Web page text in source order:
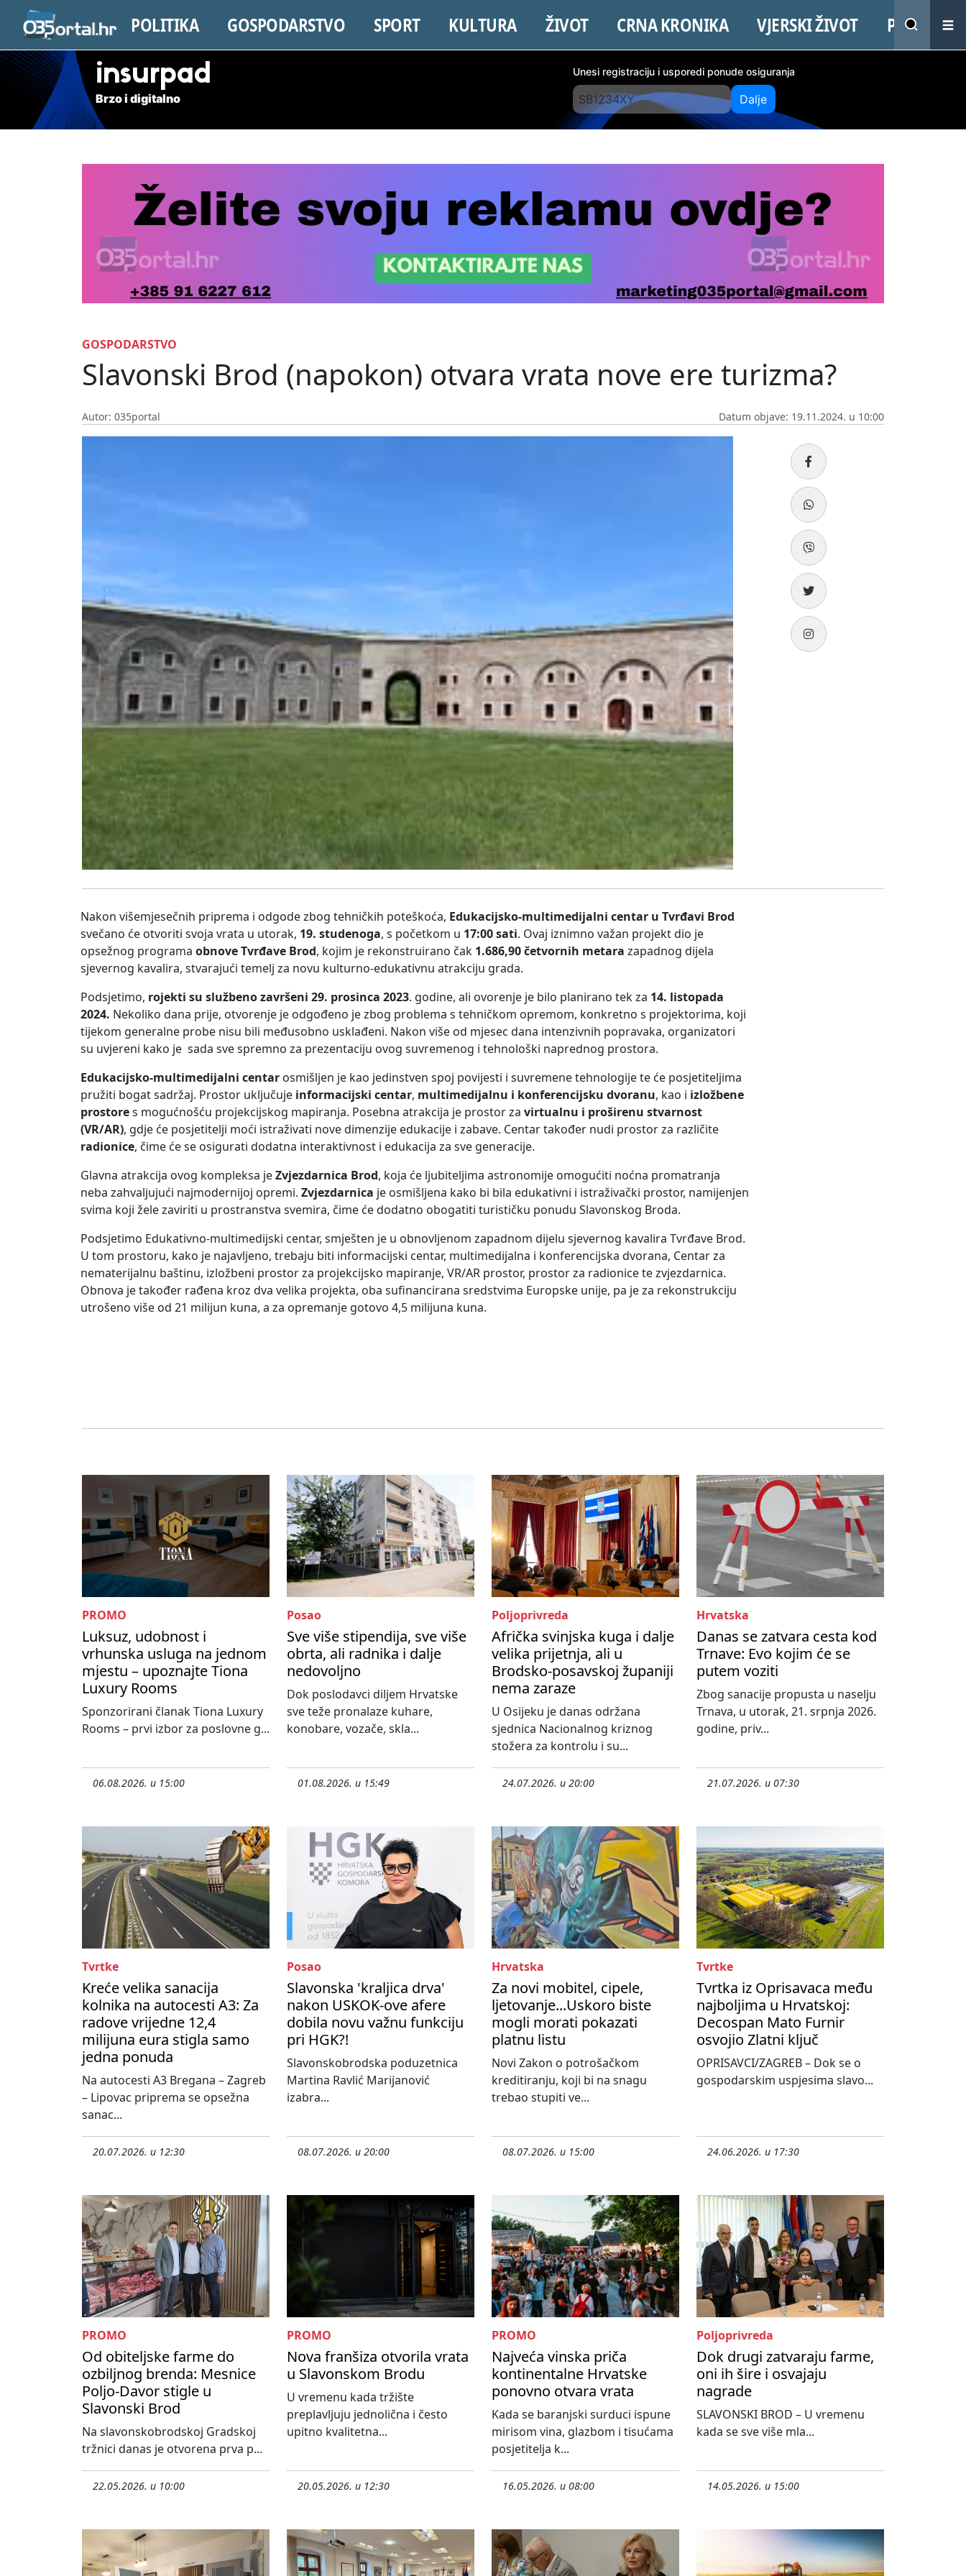
POLITIKA GOSPODARSTVO SPORT KULTURA ŽIVOT CRNA KRONIKA VJERSKI ŽIVOT PROMO
insurpad
Brzo i digitalno
Unesi registraciju i usporedi ponude osiguranja
Dalje
GOSPODARSTVO
Slavonski Brod (napokon) otvara vrata nove ere turizma?
Autor: 035portal Datum objave: 19.11.2024. u 10:00
Nakon višemjesečnih priprema i odgode zbog tehničkih poteškoća, Edukacijsko-multimedijalni centar u Tvrđavi Brod
svečano će otvoriti svoja vrata u utorak, 19. studenoga, s početkom u 17:00 sati. Ovaj iznimno važan projekt dio je
opsežnog programa obnove Tvrđave Brod, kojim je rekonstruirano čak 1.686,90 četvornih metara zapadnog dijela
sjevernog kavalira, stvarajući temelj za novu kulturno-edukativnu atrakciju grada.
Podsjetimo, rojekti su službeno završeni 29. prosinca 2023. godine, ali ovorenje je bilo planirano tek za 14. listopada
2024. Nekoliko dana prije, otvorenje je odgođeno je zbog problema s tehničkom opremom, konkretno s projektorima, koji
tijekom generalne probe nisu bili međusobno usklađeni. Nakon više od mjesec dana intenzivnih popravaka, organizatori
su uvjereni kako je sada sve spremno za prezentaciju ovog suvremenog i tehnološki naprednog prostora.
Edukacijsko-multimedijalni centar osmišljen je kao jedinstven spoj povijesti i suvremene tehnologije te će posjetiteljima
pružiti bogat sadržaj. Prostor uključuje informacijski centar, multimedijalnu i konferencijsku dvoranu, kao i izložbene
prostores mogućnošću projekcijskog mapiranja. Posebna atrakcija je prostor za virtualnu i proširenu stvarnost
(VR/AR), gdje će posjetitelji moći istraživati nove dimenzije edukacije i zabave. Centar također nudi prostor za različite
radionice, čime će se osigurati dodatna interaktivnost i edukacija za sve generacije.
Glavna atrakcija ovog kompleksa jeZvjezdarnica Brod, koja će ljubiteljima astronomije omogućiti noćna promatranja
neba zahvaljujući najmodernijoj opremi. Zvjezdarnica je osmišljena kako bi bila edukativni i istraživački prostor, namijenjen
svima koji žele zaviriti u prostranstva svemira, čime će dodatno obogatiti turističku ponudu Slavonskog Broda.
Podsjetimo Edukativno-multimedijski centar, smješten je u obnovljenom zapadnom dijelu sjevernog kavalira Tvrđave Brod.
U tom prostoru, kako je najavljeno, trebaju biti informacijski centar, multimedijalna i konferencijska dvorana, Centar za
nematerijalnu baštinu, izložbeni prostor za projekcijsko mapiranje, VR/AR prostor, prostor za radionice te zvjezdarnica.
Obnova je također rađena kroz dva velika projekta, oba sufinancirana sredstvima Europske unije, pa je za rekonstrukciju
utrošeno više od 21 milijun kuna, a za opremanje gotovo 4,5 milijuna kuna.
PROMO
Luksuz, udobnost i
vrhunska usluga na jednom
mjestu – upoznajte Tiona
Luxury Rooms
Sponzorirani članak Tiona Luxury
Rooms – prvi izbor za poslovne g...
06.08.2026. u 15:00
Posao
Sve više stipendija, sve više
obrta, ali radnika i dalje
nedovoljno
Dok poslodavci diljem Hrvatske
sve teže pronalaze kuhare,
konobare, vozače, skla...
01.08.2026. u 15:49
Poljoprivreda
Afrička svinjska kuga i dalje
velika prijetnja, ali u
Brodsko-posavskoj županiji
nema zaraze
U Osijeku je danas održana
sjednica Nacionalnog kriznog
stožera za kontrolu i su...
24.07.2026. u 20:00
Hrvatska
Danas se zatvara cesta kod
Trnave: Evo kojim će se
putem voziti
Zbog sanacije propusta u naselju
Trnava, u utorak, 21. srpnja 2026.
godine, priv...
21.07.2026. u 07:30
Tvrtke
Kreće velika sanacija
kolnika na autocesti A3: Za
radove vrijedne 12,4
milijuna eura stigla samo
jedna ponuda
Na autocesti A3 Bregana – Zagreb
– Lipovac priprema se opsežna
sanac...
20.07.2026. u 12:30
Posao
Slavonska 'kraljica drva'
nakon USKOK-ove afere
dobila novu važnu funkciju
pri HGK?!
Slavonskobrodska poduzetnica
Martina Ravlić Marijanović
izabra...
08.07.2026. u 20:00
Hrvatska
Za novi mobitel, cipele,
ljetovanje...Uskoro biste
mogli morati pokazati
platnu listu
Novi Zakon o potrošačkom
kreditiranju, koji bi na snagu
trebao stupiti ve...
08.07.2026. u 15:00
Tvrtke
Tvrtka iz Oprisavaca među
najboljima u Hrvatskoj:
Decospan Mato Furnir
osvojio Zlatni ključ
OPRISAVCI/ZAGREB – Dok se o
gospodarskim uspjesima slavo...
24.06.2026. u 17:30
PROMO
Od obiteljske farme do
ozbiljnog brenda: Mesnice
Poljo-Davor stigle u
Slavonski Brod
Na slavonskobrodskoj Gradskoj
tržnici danas je otvorena prva p...
22.05.2026. u 10:00
PROMO
Nova franšiza otvorila vrata
u Slavonskom Brodu
U vremenu kada tržište
preplavljuju jednolična i često
upitno kvalitetna...
20.05.2026. u 12:30
PROMO
Najveća vinska priča
kontinentalne Hrvatske
ponovno otvara vrata
Kada se baranjski surduci ispune
mirisom vina, glazbom i tisućama
posjetitelja k...
16.05.2026. u 08:00
Poljoprivreda
Dok drugi zatvaraju farme,
oni ih šire i osvajaju
nagrade
SLAVONSKI BROD – U vremenu
kada se sve više mla...
14.05.2026. u 15:00